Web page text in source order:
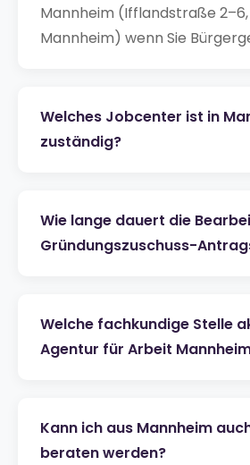
Mannheim (Ifflandstraße 2–6,
Mannheim) wenn Sie
Welches Jobcenter ist in
zuständig?
Wie lange dauert die
Gründungszuschuss-
Welche fachkundige Stelle
Agentur für Arbeit
Kann ich aus Mannheim
beraten werden?